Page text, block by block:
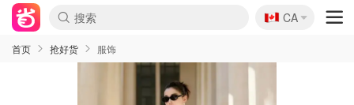
🇨🇦
CA
首页 抢好货 服饰